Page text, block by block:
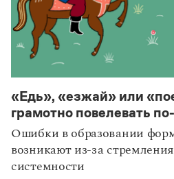
«Едь», «езжай» или
грамотно повелевать
Ошибки в образовании
возникают из-за
системности